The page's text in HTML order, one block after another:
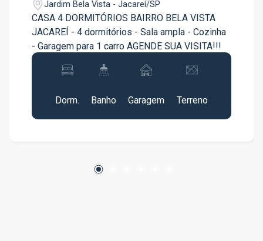
Jardim Bela Vista - Jacareí/SP
CASA 4 DORMITÓRIOS BAIRRO BELA VISTA
JACAREÍ - 4 dormitórios - Sala ampla - Cozinha
- Garagem para 1 carro AGENDE SUA VISITA!!!
Dorm.
Banho
Garagem
Terreno